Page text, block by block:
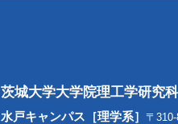
茨城大学大学院理工学研究科
水戸キャンパス［理学系］ 〒